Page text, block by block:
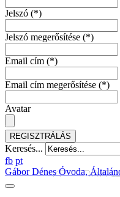
Jelszó (*)
Jelszó megerősítése (*)
Email cím (*)
Email cím megerősítése (*)
Avatar
REGISZTRÁLÁS
Keresés...
fb pt
Gábor Dénes Óvoda,